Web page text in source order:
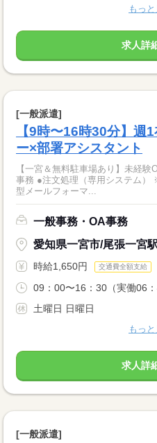
もっ
求人詳
[一般派遣]
【9時〜16時30分】週
ー×部署アシスタント
【一宮＆無料駐車場あり】未経
事務 ●注文処理（専用システム
型メールフォーマ...
一般事務・OA事務
愛知県一宮市/尾張一宮
時給1,650円 交通費全額支給
09：00〜16：30（実働06
土曜日 日曜日
もっ
求人詳
[一般派遣]